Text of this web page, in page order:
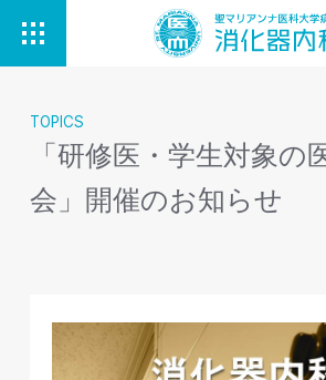
TOPICS
「研修医・学生対象の
会」開催のお知らせ